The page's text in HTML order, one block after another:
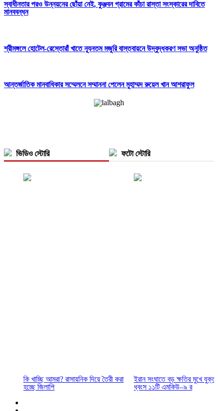
স্বাধীনতার পরও উন্নয়নের ছোঁয়া নেই, কুঞ্জবন গ্রামের কাঁচা রাস্তা সংস্কারের দাবিতে
মানববন্ধন
শ্রীমঙ্গলে হোটেল-রেস্তোরাঁ খাতে ন্যূনতম মজুরি বাস্তবায়নে উদ্বুদ্ধকরণ সভা অনুষ্ঠিত
আন্তর্জাতিক মানবাধিকার সম্মেলনে সম্মাননা পেলেন মুহাম্মদ রুয়েল খান আশরাফুল
ভিডিও স্টোরি ফটো স্টোরি
কি খাচ্ছি আমরা? রাসায়নিক দিয়ে তৈরী করা
হচ্ছে জিলাপি
ইরান সংঘাতে বড় ক্ষতির মুখে
ধ্বংস ১১টি এমকিউ–৯ র